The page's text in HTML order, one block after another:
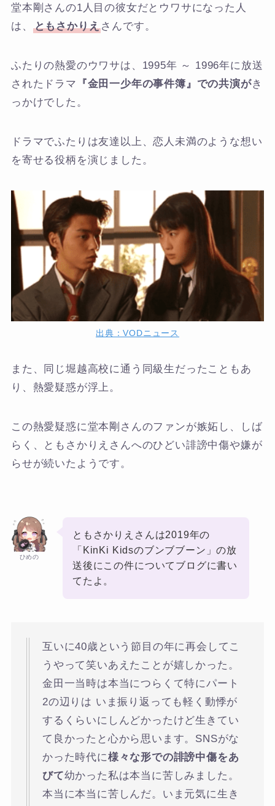
堂本剛さんの1人目の彼女だとウワサになった人
は、
ともさかりえさんです。
ふたりの熱愛のウワサは、1995年 ～ 1996年に放送
されたドラマ 『金田一少年の事件簿』での共演がき
っかけでした。
ドラマでふたりは友達以上、恋人未満のような想い
を寄せる役柄を演じました。
出典：VODニュース
また、同じ堀越高校に通う同級生だったこともあ
り、熱愛疑惑が浮上。
この熱愛疑惑に堂本剛さんのファンが嫉妬し、しば
らく、ともさかりえさんへのひどい誹謗中傷や嫌が
らせが続いたようです。
ひめの
ともさかりえさんは2019年の
「KinKi Kidsのブンブブーン」の放
送後にこの件についてブログに書い
てたよ。
互いに40歳という節目の年に再会してこ
うやって笑いあえたことが嬉しかった。
金田一当時は本当につらくて特にパート
2の辺りは いま振り返っても軽く動悸が
するくらいにしんどかったけど生きてい
て良かったと心から思います。SNSがな
かった時代に様々な形での誹謗中傷をあ
びて幼かった私は本当に苦しみました。
本当に本当に苦しんだ。いま元気に生き